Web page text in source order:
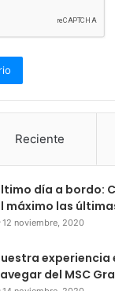
Reciente
día a bordo:
máximo las
12 noviembre, 2020
experiencia
del MSC